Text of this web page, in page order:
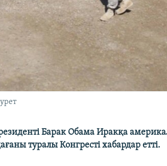
Барак Обама Иракқа
туралы Конгресті хабардар етті.